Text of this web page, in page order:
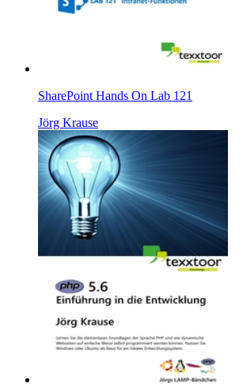
SharePoint Hands On Lab 121
Jörg Krause